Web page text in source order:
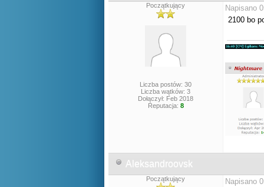
Początkujący
Liczba postów: 30
Liczba wątków: 3
Dołączył: Feb 2018
Reputacja: 8
Napisano
2100 bo
Aleksandroovsk
Początkujący
Napisano